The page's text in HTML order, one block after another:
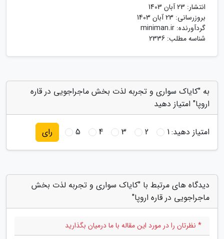
انتشار: 23 آبان 1403
بروزرسانی: 23 آبان 1403
گردآورنده: miniman.ir
شناسه مطلب: 2336
به "کایاک سواری و تجربه لذت بخش ماجراجویی در قاره
اروپا" امتیاز دهید
امتیاز دهید:1
2
3
4
5 رای
دیدگاه های مرتبط با "کایاک سواری و تجربه لذت بخش
ماجراجویی در قاره اروپا"
* نظرتان را در مورد این مقاله با ما درمیان بگذارید